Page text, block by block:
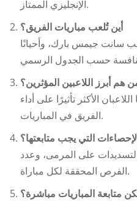
الإنجليزي الممتاز.
أين تُلعب مباريات الفريق؟
سانت جيمس بارك، وأحيانًا
هم أبرز اللاعبين المؤثرين؟
الأكثر تأثيرًا على أداء
الفريق في المباريات.
التي يجب متابعتها؟
على المرمى، وعدد
الفرص المحققة لكل مباراة.
متابعة المباريات مباشرة؟